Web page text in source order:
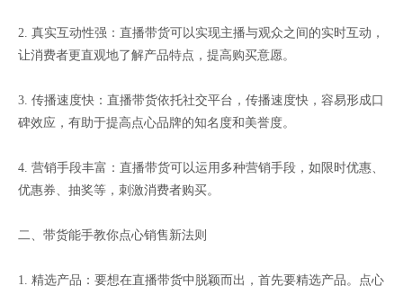
2. 真实互动性强：直播带货可以实现主播与观众之间的实时互动，
让消费者更直观地了解产品特点，提高购买意愿。
3. 传播速度快：直播带货依托社交平台，传播速度快，容易形成口
碑效应，有助于提高点心品牌的知名度和美誉度。
4. 营销手段丰富：直播带货可以运用多种营销手段，如限时优惠、
优惠券、抽奖等，刺激消费者购买。
二、带货能手教你点心销售新法则
1. 精选产品：要想在直播带货中脱颖而出，首先要精选产品。点心